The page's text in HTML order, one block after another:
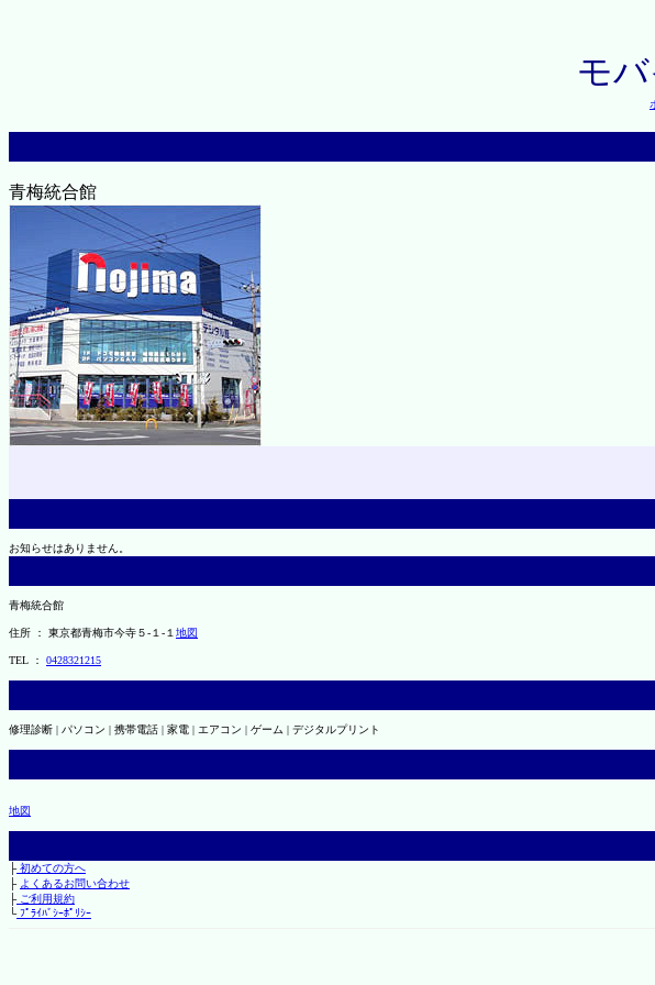
モ
青梅統合館
お知らせはありません。
青梅統合館
住所 ： 東京都青梅市今寺５-１-１ 地図
TEL ： 0428321215
修理診断 | パソコン | 携帯電話 | 家電 | エアコン | ゲーム | デジタルプリント
地図
├初めての方へ
├ よくあるお問い合わせ
├ご利用規約
└ﾌﾟﾗｲﾊﾞｼｰﾎﾟﾘｼｰ